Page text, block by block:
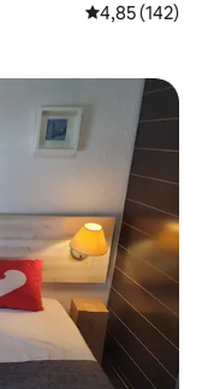
4,85 de uma
4,85 (142)